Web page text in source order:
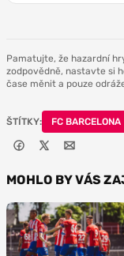
Pamatujte, že hazardní
zodpovědně, nastavte si
čase měnit a pouze
ŠTÍTKY: FC BARCELONA
MOHLO BY VÁS